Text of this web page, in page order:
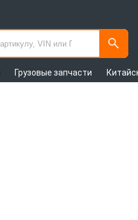
Грузовые запчасти